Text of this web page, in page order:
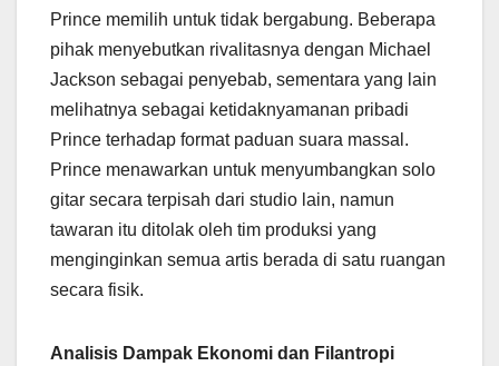
Prince memilih untuk tidak bergabung. Beberapa
pihak menyebutkan rivalitasnya dengan Michael
Jackson sebagai penyebab, sementara yang lain
melihatnya sebagai ketidaknyamanan pribadi
Prince terhadap format paduan suara massal.
Prince menawarkan untuk menyumbangkan solo
gitar secara terpisah dari studio lain, namun
tawaran itu ditolak oleh tim produksi yang
menginginkan semua artis berada di satu ruangan
secara fisik.
Analisis Dampak Ekonomi dan Filantropi